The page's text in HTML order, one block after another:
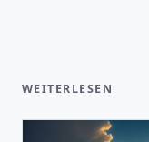
WEITERLESEN